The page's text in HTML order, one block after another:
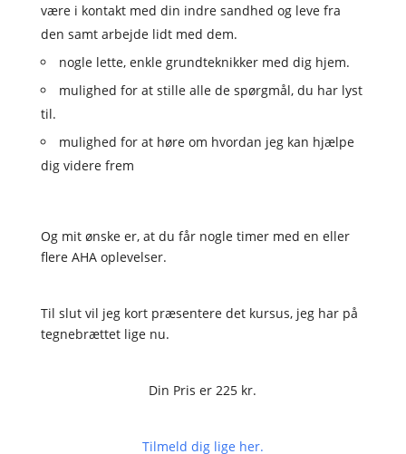
være i kontakt med din indre sandhed og leve fra
den samt arbejde lidt med dem.
nogle lette, enkle grundteknikker med dig hjem.
mulighed for at stille alle de spørgmål, du har lyst
til.
mulighed for at høre om hvordan jeg kan hjælpe
dig videre frem
Og mit ønske er, at du får nogle timer med en eller
flere AHA oplevelser.
Til slut vil jeg kort præsentere det kursus, jeg har på
tegnebrættet lige nu.
Din Pris er 225 kr.
Tilmeld dig lige her.